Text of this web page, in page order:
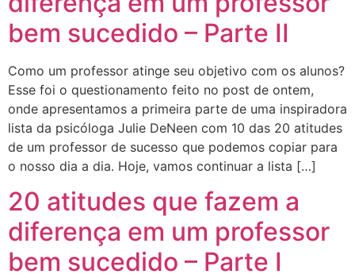
bem sucedido – Parte II
Como um professor atinge seu objetivo com os alunos?
Esse foi o questionamento feito no post de ontem,
onde apresentamos a primeira parte de uma inspiradora
lista da psicóloga Julie DeNeen com 10 das 20 atitudes
de um professor de sucesso que podemos copiar para
o nosso dia a dia. Hoje, vamos continuar a lista […]
20 atitudes que fazem a
diferença em um professor
bem sucedido – Parte I